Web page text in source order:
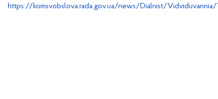
https://komsvobslova.rada.gov.ua/news/Dialnist/Vidviduvannia/